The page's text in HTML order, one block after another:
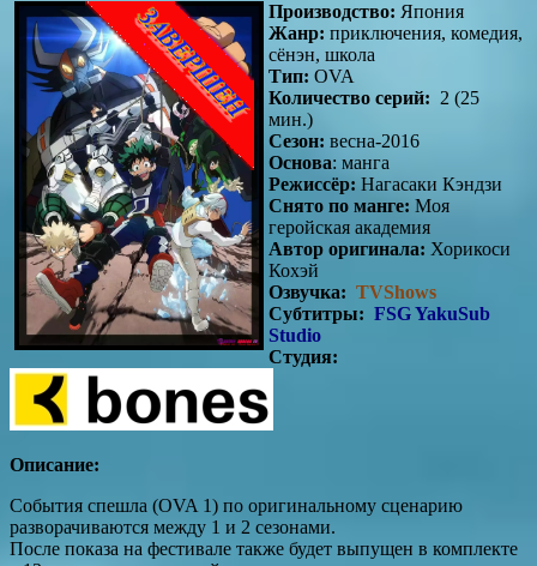
Производство: Япония
Жанр: приключения, комедия,
сёнэн, школа
Тип: OVA
Количество серий: 2 (25
мин.)
Сезон: весна-2016
Основа: манга
Режиссёр: Нагасаки Кэндзи
Снято по манге: Моя
геройская академия
Автор оригинала: Хорикоси
Кохэй
Озвучка: TVShows
Субтитры: FSG YakuSub
Studio
Студия:
Описание:
События спешла (OVA 1) по оригинальному сценарию
разворачиваются между 1 и 2 сезонами.
После показа на фестивале также будет выпущен в комплекте